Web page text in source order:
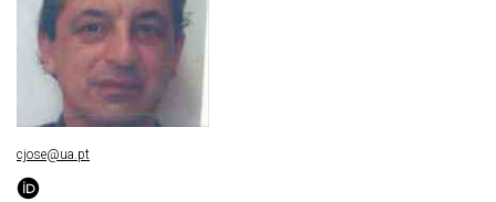
cjose@ua.pt